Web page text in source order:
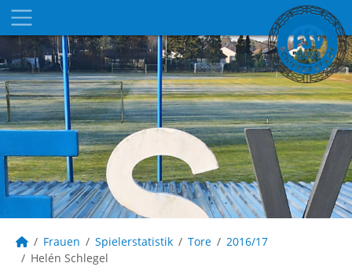
Frauen Spielerstatistik Tore
2016/17
Helén Schlegel